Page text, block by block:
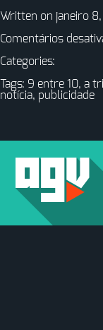
Written on janeiro
Comentários
Categories:
Tags: 9 entre 10, a
notícia, publicidade